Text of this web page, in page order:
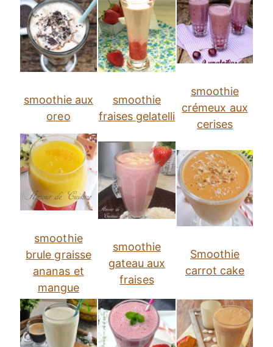
smoothie aux
oreo
smoothie
fraises gelatelli
smoothie
crémeux aux
cerises
smoothie
brule graisse
ananas et
mangue
smoothie
gateau aux
fraises
Smoothie
carrot cake